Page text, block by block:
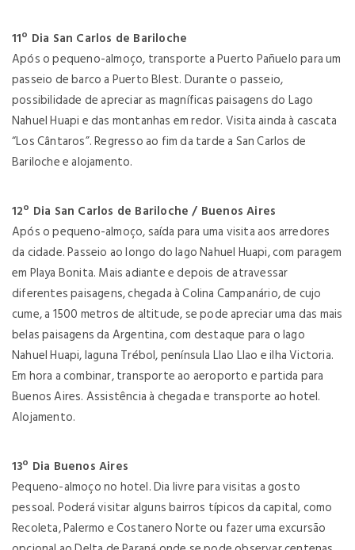
11º Dia San Carlos de Bariloche
Após o pequeno-almoço, transporte a Puerto Pañuelo para um
passeio de barco a Puerto Blest. Durante o passeio,
possibilidade de apreciar as magníficas paisagens do Lago
Nahuel Huapi e das montanhas em redor. Visita ainda à cascata
“Los Cântaros”. Regresso ao fim da tarde a San Carlos de
Bariloche e alojamento.
12º Dia San Carlos de Bariloche / Buenos Aires
Após o pequeno-almoço, saída para uma visita aos arredores
da cidade. Passeio ao longo do lago Nahuel Huapi, com paragem
em Playa Bonita. Mais adiante e depois de atravessar
diferentes paisagens, chegada à Colina Campanário, de cujo
cume, a 1500 metros de altitude, se pode apreciar uma das mais
belas paisagens da Argentina, com destaque para o lago
Nahuel Huapi, laguna Trébol, península Llao Llao e ilha Victoria.
Em hora a combinar, transporte ao aeroporto e partida para
Buenos Aires. Assistência à chegada e transporte ao hotel.
Alojamento.
13º Dia Buenos Aires
Pequeno-almoço no hotel. Dia livre para visitas a gosto
pessoal. Poderá visitar alguns bairros típicos da capital, como
Recoleta, Palermo e Costanero Norte ou fazer uma excursão